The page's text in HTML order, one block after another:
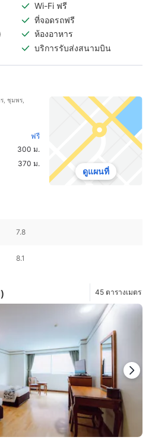
Wi-Fi ฟรี
ที่จอดรถฟรี
ห้องอาหาร
บริการรับส่งสนามบิน
, ชุมพร,
ฟรี
300 ม.
370 ม.
ดูแผนที่
7.8
8.1
45 ตารางเมตร